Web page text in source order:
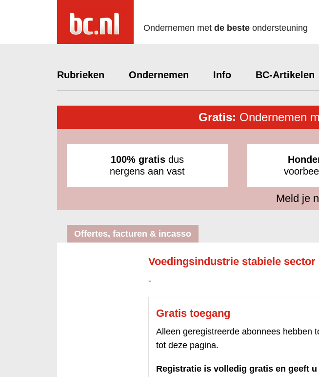
Ondernemen met de beste ondersteuning
Rubrieken Ondernemen Info BC-Artikelen
Gratis: Ondernemen
100% gratis dus
nergens aan vast
Meld je
Offertes, facturen & incasso
Voedingsindustrie stabiele sector
-
Gratis toegang
Alleen geregistreerde abonnees hebben
tot deze pagina.
Registratie is volledig gratis en geeft